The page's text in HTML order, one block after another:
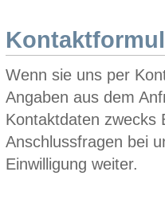
Wenn sie uns per
Angaben aus dem
Kontaktdaten zwecks
Anschlussfragen bei
Einwilligung weiter.